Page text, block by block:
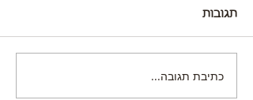
תגובות
כתיבת תגובה...